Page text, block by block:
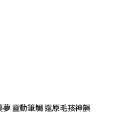
靈動筆觸 還原毛孩神韻